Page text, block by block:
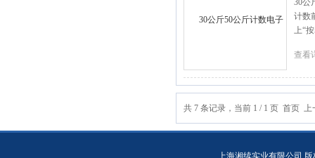
30公
计数
上“
查看
共 7 条记录，当前 1 / 1 页 首页
上海湘续实业有限公司